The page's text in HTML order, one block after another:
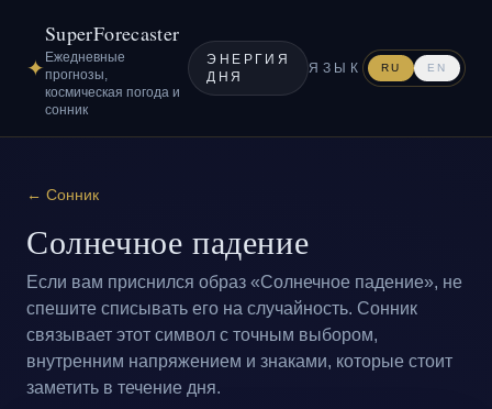
✦
SuperForecaster
Ежедневные
прогнозы,
космическая погода и
сонник
ЭНЕРГИЯ
ДНЯ
ЯЗЫК RU EN
← Сонник
Солнечное падение
Если вам приснился образ «Солнечное падение», не
спешите списывать его на случайность. Сонник
связывает этот символ с точным выбором,
внутренним напряжением и знаками, которые стоит
заметить в течение дня.